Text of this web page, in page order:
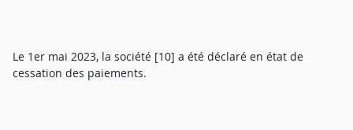
Le 1er mai 2023, la société [10] a été déclaré en état de
cessation des paiements.